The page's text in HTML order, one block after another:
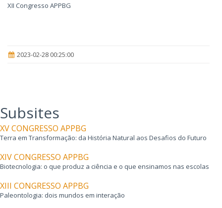
XII Congresso APPBG
2023-02-28 00:25:00
Subsites
XV CONGRESSO APPBG
Terra em Transformação: da História Natural aos Desafios do Futuro
XIV CONGRESSO APPBG
Biotecnologia: o que produz a ciência e o que ensinamos nas escolas
XIII CONGRESSO APPBG
Paleontologia: dois mundos em interação